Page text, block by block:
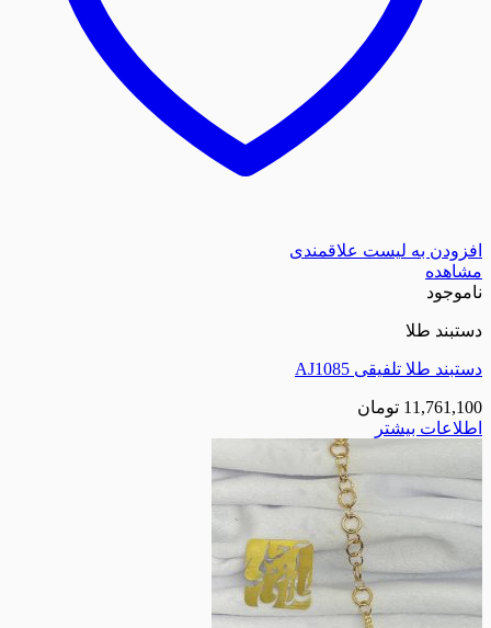
افزودن به لیست علاقمندی
مشاهده
ناموجود
دستبند طلا
دستبند طلا تلفیقی AJ1085
11,761,100 تومان
اطلاعات بیشتر